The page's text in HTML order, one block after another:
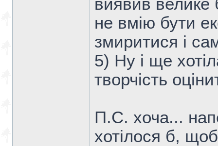
виявив велике
не вмію бути
змиритися і
5) Ну і ще
творчість
П.С. хоча...
хотілося б,